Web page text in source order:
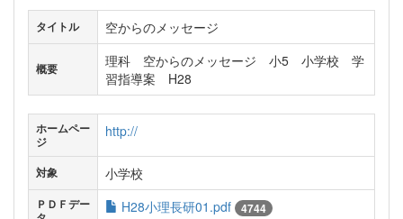
タイトル 空からのメッセージ
概要
理科 空からのメッセージ 小5 小学校 学
習指導案 H28
ホームペー
ジ
http://
対象 小学校
ＰＤＦデー
H28小理長研01.pdf 4744